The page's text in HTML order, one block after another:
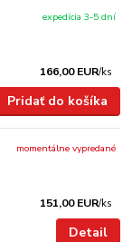
166,00 EUR/ks
expedícia 3-5 dní
Pridať do košíka
151,00 EUR/ks
momentálne vypredané
Detail